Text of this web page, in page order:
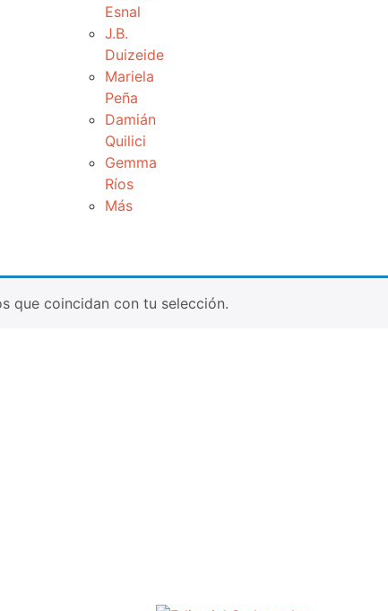
Esnal
J.B.
Duizeide
Mariela
Peña
Damián
Quilici
Gemma
Ríos
Más
que coincidan con tu selección.